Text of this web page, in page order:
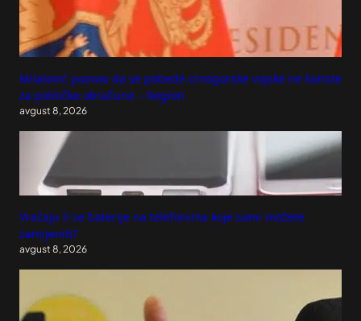
Milatović pozvao da se pobede crnogorske vojske ne koriste
za političke obračune – Region
avgust 8, 2026
Vraćaju li se baterije na telefonima koje sami možete
zamijeniti?
avgust 8, 2026